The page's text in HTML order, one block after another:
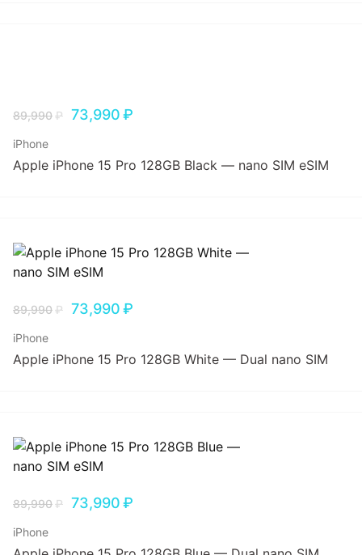
89,990₽ 73,990₽
iPhone
Apple iPhone 15 Pro 128GB Black — nano SIM eSIM
89,990₽ 73,990₽
iPhone
Apple iPhone 15 Pro 128GB White — Dual nano SIM
89,990₽ 73,990₽
iPhone